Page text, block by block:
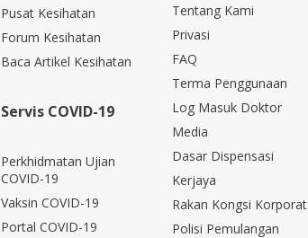
Pusat Kesihatan
Forum Kesihatan
Baca Artikel Kesihatan
Servis COVID-19
Perkhidmatan Ujian
COVID-19
Vaksin COVID-19
Portal COVID-19
Tentang Kami
Privasi
FAQ
Terma Penggunaan
Log Masuk Doktor
Media
Dasar Dispensasi
Kerjaya
Rakan Kongsi Korporat
Polisi Pemulangan